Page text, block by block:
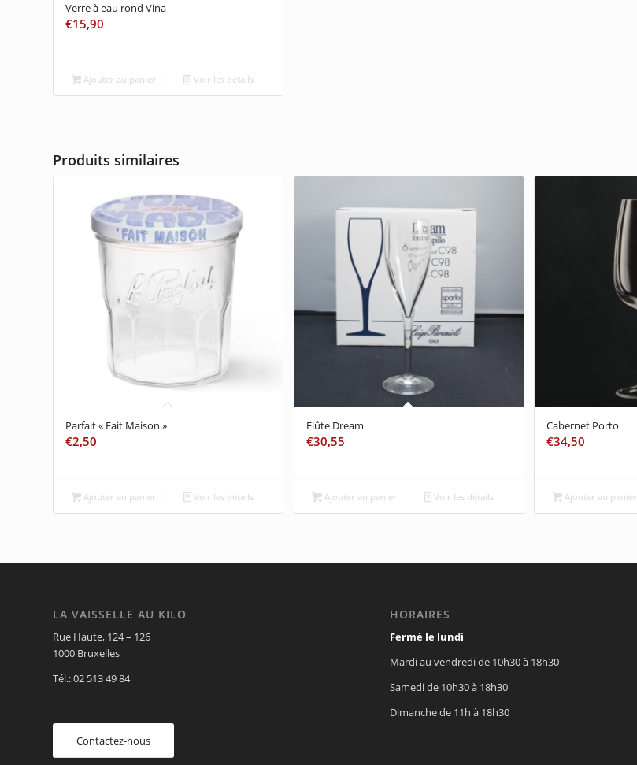
Verre à eau rond Vina
€15,90
Ajouter au panier Voir les détails
Produits similaires
Parfait « Fait Maison »
€2,50
Ajouter au panier Voir les détails
Flûte Dream
€30,55
Ajouter au panier Voir les détails
Cabernet Porto
€34,50
Ajouter au panier
LA VAISSELLE AU KILO
Rue Haute, 124 – 126
1000 Bruxelles
Tél.: 02 513 49 84
Contactez-nous
HORAIRES
Fermé le lundi
Mardi au vendredi de 10h30 à 18h30
Samedi de 10h30 à 18h30
Dimanche de 11h à 18h30